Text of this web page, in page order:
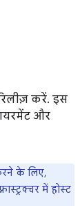
करें. इस
और
के लिए,
में होस्ट